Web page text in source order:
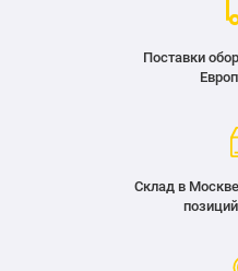
Поставки
Склад в